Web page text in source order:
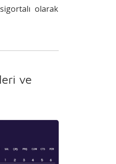
olarak
Kanunu
uygunluk
sonucunda
amacıyla
için sağlanan
belirtildiği
koşulları
kaldıkları
miktarda
ödenmesinin
ve